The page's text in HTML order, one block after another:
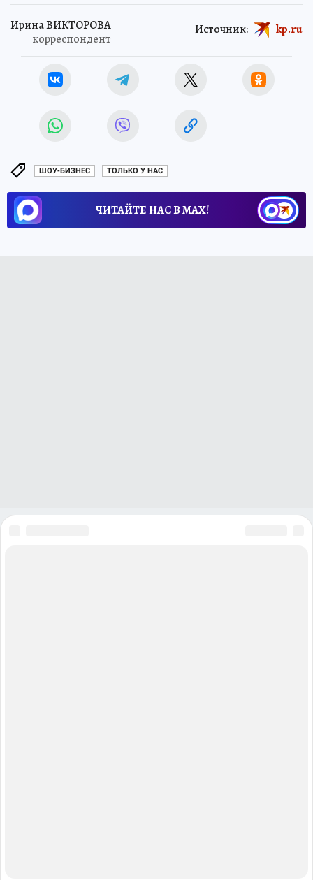
Ирина ВИКТОРОВА
корреспондент
Источник: kp.ru
ШОУ-БИЗНЕС ТОЛЬКО У НАС
ЧИТАЙТЕ НАС В МАХ!